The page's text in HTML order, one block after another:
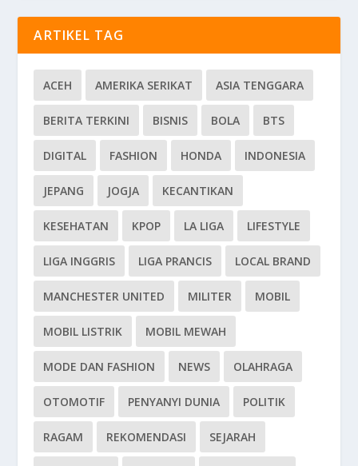
ARTIKEL TAG
ACEH AMERIKA SERIKAT ASIA TENGGARA
BERITA TERKINI BISNIS BOLA BTS
DIGITAL FASHION HONDA INDONESIA
JEPANG JOGJA KECANTIKAN
KESEHATAN KPOP LA LIGA LIFESTYLE
LIGA INGGRIS LIGA PRANCIS LOCAL BRAND
MANCHESTER UNITED MILITER MOBIL
MOBIL LISTRIK MOBIL MEWAH
MODE DAN FASHION NEWS OLAHRAGA
OTOMOTIF PENYANYI DUNIA POLITIK
RAGAM REKOMENDASI SEJARAH